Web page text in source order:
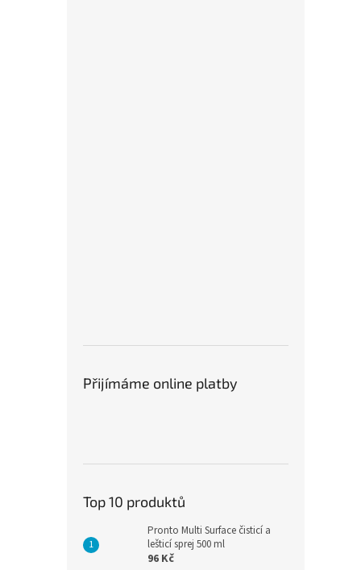
Přijímáme online platby
Top 10 produktů
Pronto Multi Surface čisticí a
lešticí sprej 500 ml
96 Kč